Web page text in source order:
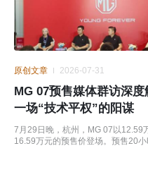
原创文章 2026-07-31
MG 07预售媒体群访深度
一场“技术平权”的阳谋
7月29日晚，杭州，MG 07以12.59
16.59万元的预售价登场。预售20